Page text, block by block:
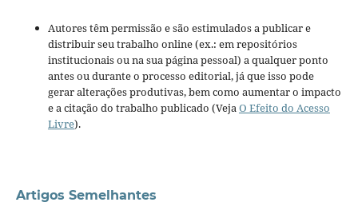
Autores têm permissão e são estimulados a publicar e
distribuir seu trabalho online (ex.: em repositórios
institucionais ou na sua página pessoal) a qualquer ponto
antes ou durante o processo editorial, já que isso pode
gerar alterações produtivas, bem como aumentar o impacto
e a citação do trabalho publicado (VejaO Efeito do Acesso
Livre).
Artigos Semelhantes